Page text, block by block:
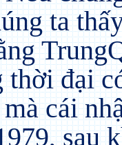
ta
thời đại
cái
sau